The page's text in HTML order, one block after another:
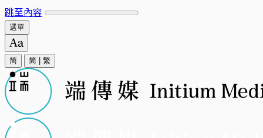
跳至內容
選單
简 简 繁